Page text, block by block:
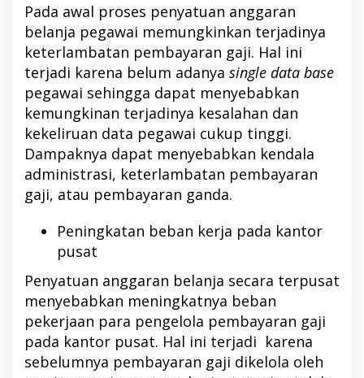
Pada awal proses penyatuan anggaran
belanja pegawai memungkinkan terjadinya
keterlambatan pembayaran gaji. Hal ini
terjadi karena belum adanya single data base
pegawai sehingga dapat menyebabkan
kemungkinan terjadinya kesalahan dan
kekeliruan data pegawai cukup tinggi.
Dampaknya dapat menyebabkan kendala
administrasi, keterlambatan pembayaran
gaji, atau pembayaran ganda.
Peningkatan beban kerja pada kantor
pusat
Penyatuan anggaran belanja secara terpusat
menyebabkan meningkatnya beban
pekerjaan para pengelola pembayaran gaji
pada kantor pusat. Hal ini terjadi karena
sebelumnya pembayaran gaji dikelola oleh